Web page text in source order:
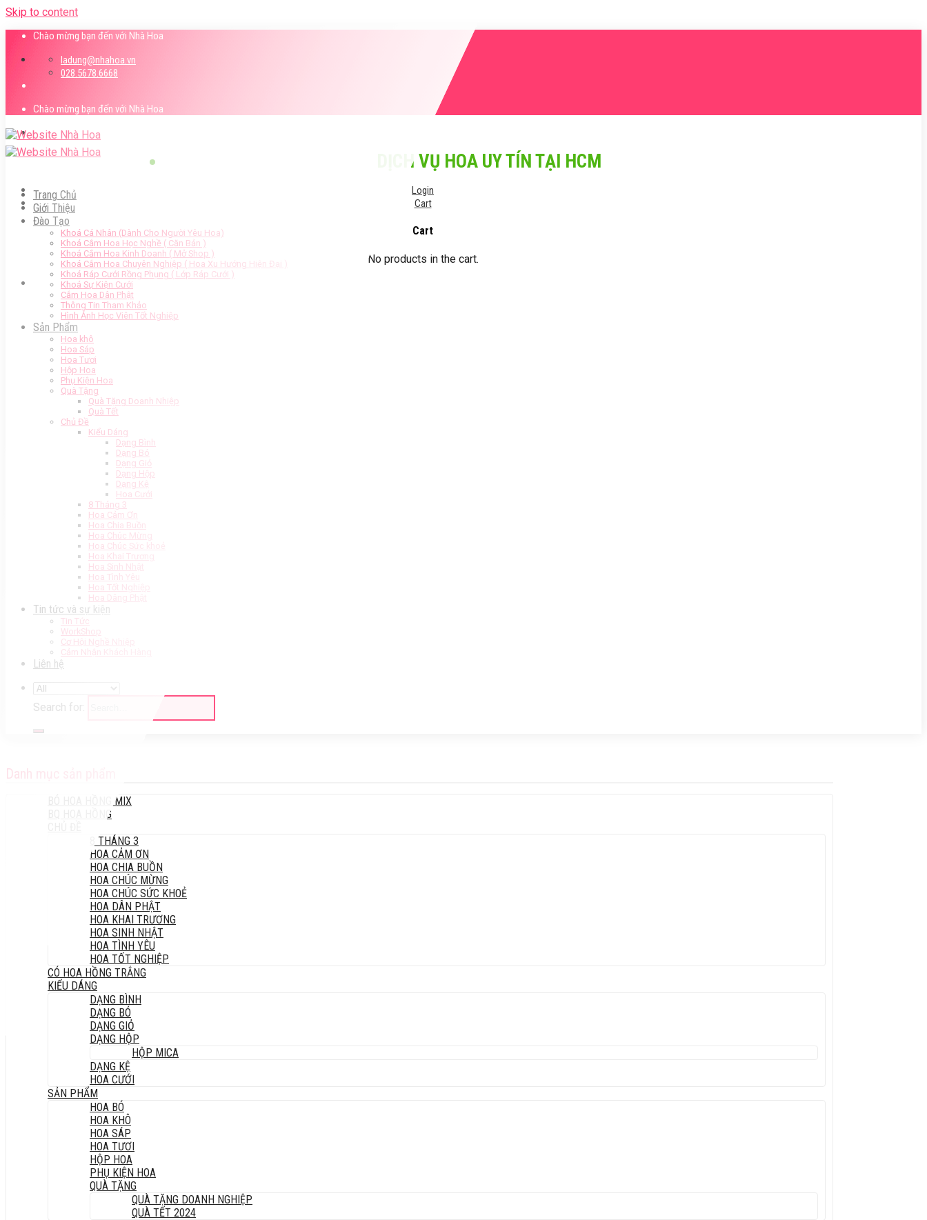
Skip to content
Chào mừng bạn đến với Nhà Hoa
ladung@nhahoa.vn
028.5678.6668
Chào mừng bạn đến với Nhà Hoa
DỊCH VỤ HOA UY TÍN TẠI HCM
Login
Cart
Cart
No products in the cart.
Trang Chủ
Giới Thiệu
Đào Tạo
Khoá Cá Nhân (Dành Cho Người Yêu Hoa)
Khoá Cắm Hoa Học Nghề ( Căn Bản )
Khoá Cắm Hoa Kinh Doanh ( Mở Shop )
Khoá Cắm Hoa Chuyên Nghiệp ( Hoa Xu Hướng Hiện Đại )
Khoá Ráp Cưới Rồng Phụng ( Lớp Ráp Cưới )
Khoá Sự Kiện Cưới
Cắm Hoa Dân Phật
Thông Tin Tham Khảo
Hình Ảnh Học Viên Tốt Nghiệp
Sản Phẩm
Hoa khô
Hoa Sáp
Hoa Tươi
Hộp Hoa
Phụ Kiện Hoa
Quà Tặng
Quà Tặng Doanh Nhiệp
Quà Tết
Chủ Đề
Kiểu Dáng
Dạng Bình
Dạng Bó
Dạng Giỏ
Dạng Hộp
Dạng Kệ
Hoa Cưới
8 Tháng 3
Hoa Cảm Ơn
Hoa Chia Buồn
Hoa Chúc Mừng
Hoa Chúc Sức khoẻ
Hoa Khai Trương
Hoa Sinh Nhật
Hoa Tình Yêu
Hoa Tốt Nghiệp
Hoa Dâng Phật
Tin tức và sự kiện
Tin Tức
WorkShop
Cơ Hội Nghề Nhiệp
Cảm Nhận Khách Hàng
Liên hệ
Search for:
Danh mục sản phẩm
BÓ HOA HỒNG MIX
BQ HOA HỒNG
8 THÁNG 3
HOA CẢM ƠN
HOA CHIA BUỒN
HOA CHÚC MỪNG
HOA CHÚC SỨC KHOẺ
HOA DÂN PHẬT
HOA KHAI TRƯƠNG
HOA SINH NHẬT
HOA TÌNH YÊU
HOA TỐT NGHIỆP
CÓ HOA HỒNG TRẮNG
KIỂU DÁNG
DẠNG BÌNH
DẠNG BÓ
DẠNG GIỎ
DẠNG HỘP
HỘP MICA
DẠNG KỆ
HOA CƯỚI
SẢN PHẨM
HOA BÓ
HOA KHÔ
HOA SÁP
HOA TƯƠI
HỘP HOA
PHỤ KIỆN HOA
QUÀ TẶNG
QUÀ TẶNG DOANH NGHIỆP
QUÀ TẾT 2024